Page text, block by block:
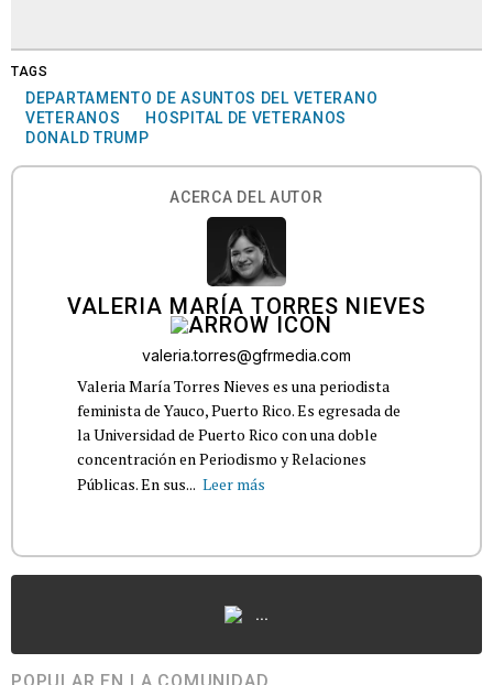
TAGS
DEPARTAMENTO DE ASUNTOS DEL VETERANO
VETERANOS
HOSPITAL DE VETERANOS
DONALD TRUMP
ACERCA DEL AUTOR
VALERIA MARÍA TORRES NIEVES
valeria.torres@gfrmedia.com
Valeria María Torres Nieves es una periodista
feminista de Yauco, Puerto Rico. Es egresada de
la Universidad de Puerto Rico con una doble
concentración en Periodismo y Relaciones
Públicas. En sus... Leer más
...
POPULAR EN LA COMUNIDAD